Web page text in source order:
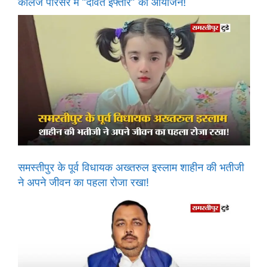
समस्तीपुर के पूर्व विधायक अख्तरुल इस्लाम शाहीन की भतीजी
ने अपने जीवन का पहला रोजा रखा!